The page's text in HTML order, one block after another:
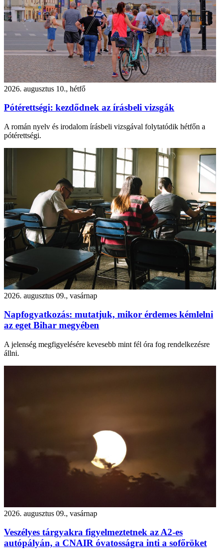
2026. augusztus 10., hétfő
Pótérettségi: kezdődnek az írásbeli vizsgák
A román nyelv és irodalom írásbeli vizsgával folytatódik hétfőn a
pótérettségi.
2026. augusztus 09., vasárnap
Napfogyatkozás: mutatjuk, mikor érdemes kémlelni
az eget Bihar megyében
A jelenség megfigyelésére kevesebb mint fél óra fog rendelkezésre
állni.
2026. augusztus 09., vasárnap
Veszélyes tárgyakra figyelmeztetnek az A2-es
autópályán, a CNAIR óvatosságra inti a sofőröket